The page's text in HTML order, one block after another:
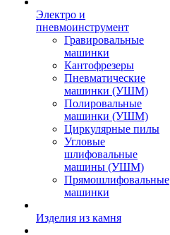
Электро и
пневмоинструмент
Гравировальные
машинки
Кантофрезеры
Пневматические
машинки (УШМ)
Полировальные
машинки (УШМ)
Циркулярные пилы
Угловые
шлифовальные
машины (УШМ)
Прямошлифовальные
машинки
Изделия из камня